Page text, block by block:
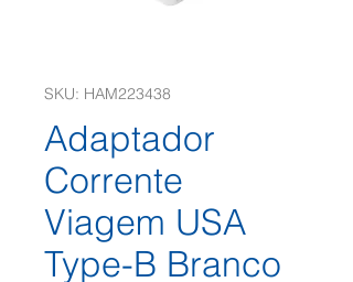
SKU: HAM223438
Adaptador
Corrente
Viagem USA
Type-B Branco